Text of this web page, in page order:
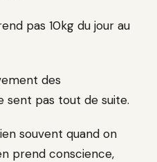
pas 10kg du jour au
des
sent pas tout de suite.
souvent quand on
prend conscience,